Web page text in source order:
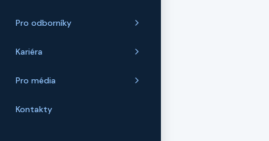
Pro odborníky
Kariéra
Pro média
Kontakty